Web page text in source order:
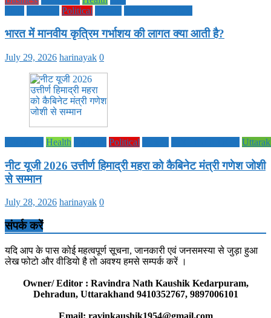
Political
भारत में मानवीय कृत्रिम गर्भाशय की लागत क्या आती है?
July 29, 2026 harinayak 0
Health Political
नीट यूजी 2026 उत्तीर्ण हिमाद्री महरा को कैबिनेट मंत्री गणेश जोशी
से सम्मान
July 28, 2026 harinayak 0
संपर्क करें
यदि आप के पास कोई महत्वपूर्ण सूचना, जानकारी एवं जनसमस्या से जुड़ा हुआ
लेख फोटो और वीडियो है तो अवश्य हमसे सम्पर्क करें ।
Owner/ Editor : Ravindra Nath Kaushik Kedarpuram,
Dehradun, Uttarakhand 9410352767, 9897006101
Email: ravinkaushik1954@gmail.com